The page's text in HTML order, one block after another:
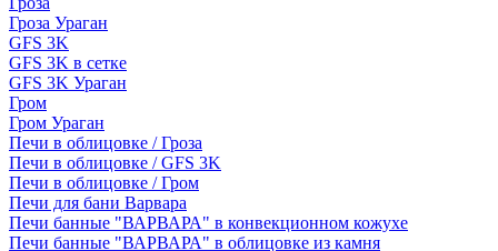
Гроза Ураган
GFS 3K
GFS 3K в сетке
GFS 3K Ураган
Гром
Гром Ураган
Печи в облицовке / Гроза
Печи в облицовке / GFS 3K
Печи в облицовке / Гром
Печи для бани Варвара
Печи банные "ВАРВАРА" в конвекционном кожухе
Печи банные "ВАРВАРА" в облицовке из камня